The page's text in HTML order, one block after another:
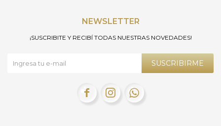
NEWSLETTER
¡SUSCRIBITE Y RECIBÍ TODAS NUESTRAS NOVEDADES!
SUSCRIBIRME
  